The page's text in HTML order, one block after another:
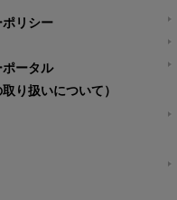
ポリシー
ポータル
取り扱いについて）